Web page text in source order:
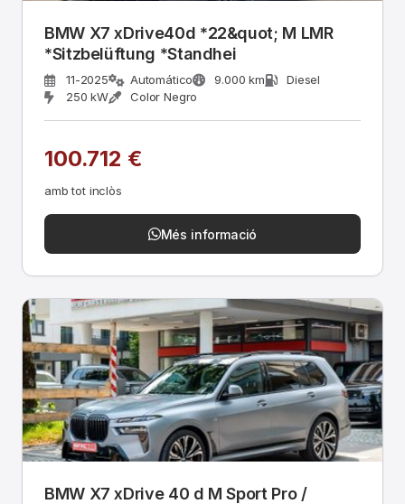
BMW X7 xDrive40d *22&quot; M LMR
*Sitzbelüftung *Standhei
11-2025 Automático 9.000 km
Diesel
250 kW
Color Negro
100.712 €
amb tot inclòs
Més informació
BMW X7 xDrive 40 d M Sport Pro /